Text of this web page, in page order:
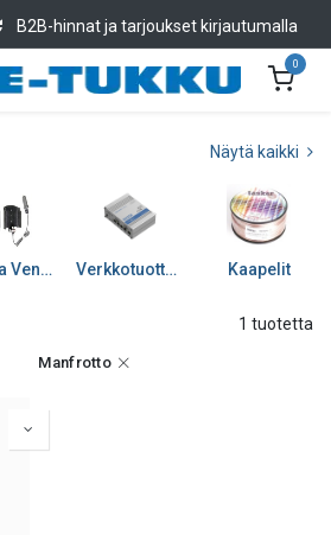
B2B-hinnat ja tarjoukset kirjautumalla
0
Näytä kaikki
Auto- ja Venetarvikkeet Verkkotuotteet Kaapelit
1 tuotetta
Manfrotto